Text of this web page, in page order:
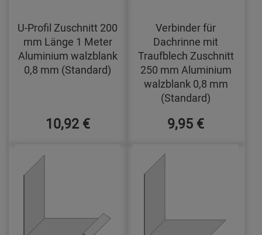
U-Profil Zuschnitt 200
mm Länge 1 Meter
Aluminium walzblank
0,8 mm (Standard)
10,92 €
Verbinder für
Dachrinne mit
Traufblech Zuschnitt
250 mm Aluminium
walzblank 0,8 mm
(Standard)
9,95 €